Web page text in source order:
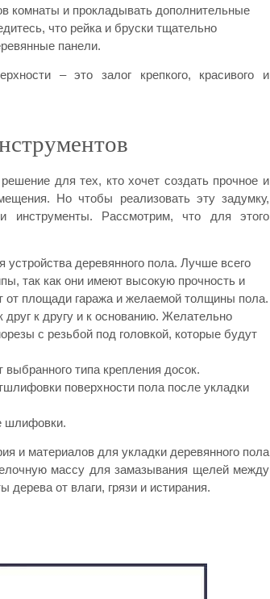
комнаты и прокладывать дополнительные
что рейка и бруски тщательно
панели.
– это залог крепкого, красивого и
для тех, кто хочет создать прочное и
Но чтобы реализовать эту задумку,
инструменты. Рассмотрим, что для этого
деревянного пола. Лучше всего
так как они имеют высокую прочность и
от площади гаража и желаемой толщины пола.
к другу и к основанию. Желательно
с резьбой под головкой, которые будут
типа крепления досок.
поверхности пола после укладки
шлифовки.
и материалов для укладки деревянного пола
массу для замазывания щелей между
от влаги, грязи и истирания.